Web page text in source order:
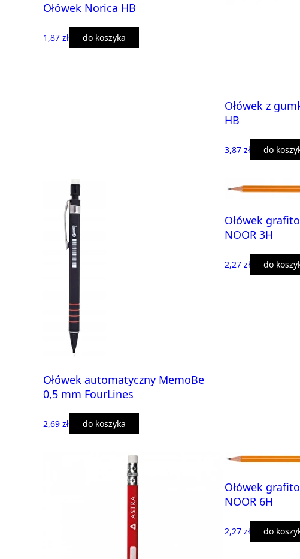
Ołówek Norica HB
1,87 zł do koszyka
Ołówek z
HB
3,87 zł do
Ołówek automatyczny MemoBe
0,5 mm FourLines
2,69 zł do koszyka
Ołówek
NOOR 3H
2,27 zł do
Ołówek
NOOR 6H
2,27 zł do